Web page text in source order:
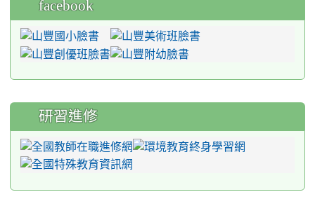
facebook
研習進修